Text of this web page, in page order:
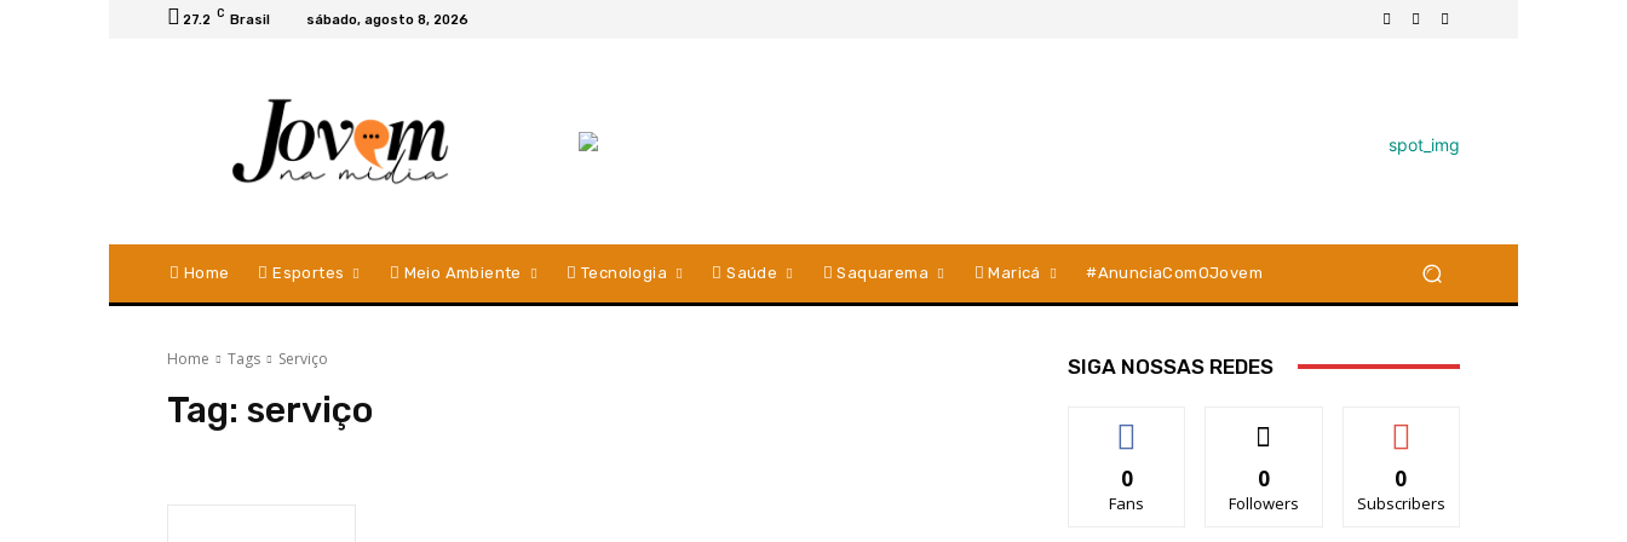
27.2 C Brasil sábado, agosto 8, 2026
Home Esportes Meio Ambiente Tecnologia Saúde Saquarema Maricá #AnunciaComOJovem
Home Tags Serviço
Tag: serviço
SIGA NOSSAS REDES
0
Fans
0
Followers
0
Subscribers